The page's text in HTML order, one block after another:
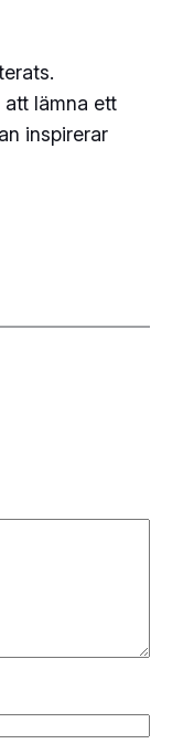
lämna ett
inspirerar